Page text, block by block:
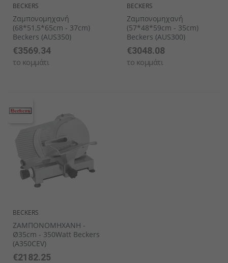
BECKERS
Ζαμπονομηχανή
(68*51,5*65cm - 37cm)
Beckers (AUS350)
€3569.34
το κομμάτι
BECKERS
Ζαμπονομηχανή
(57*48*59cm - 35cm)
Beckers (AUS300)
€3048.08
το κομμάτι
BECKERS
ΖΑΜΠΟΝΟΜΗΧΑΝΗ -
Ø35cm - 350Watt Beckers
(A350CEV)
€2182.25